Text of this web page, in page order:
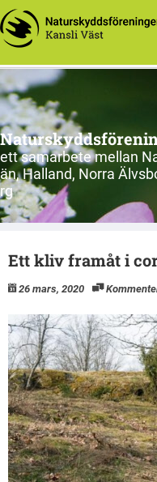
ett samarbete mellan
än, Halland, Norra
rg
Ett kliv framåt i
26 mars, 2020